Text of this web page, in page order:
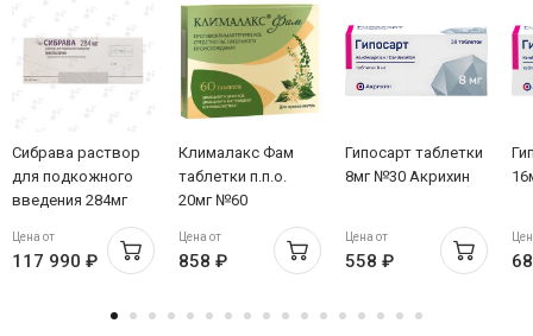
Сибрава раствор
для подкожного
введения 284мг
Новартис
Фармасьютикал
Цена от
117 990 ₽
Клималакс Фам
таблетки п.п.о.
20мг №60
Цена от
858 ₽
Гипосарт таблетки
8мг №30 Акрихин
Цена от
558 ₽